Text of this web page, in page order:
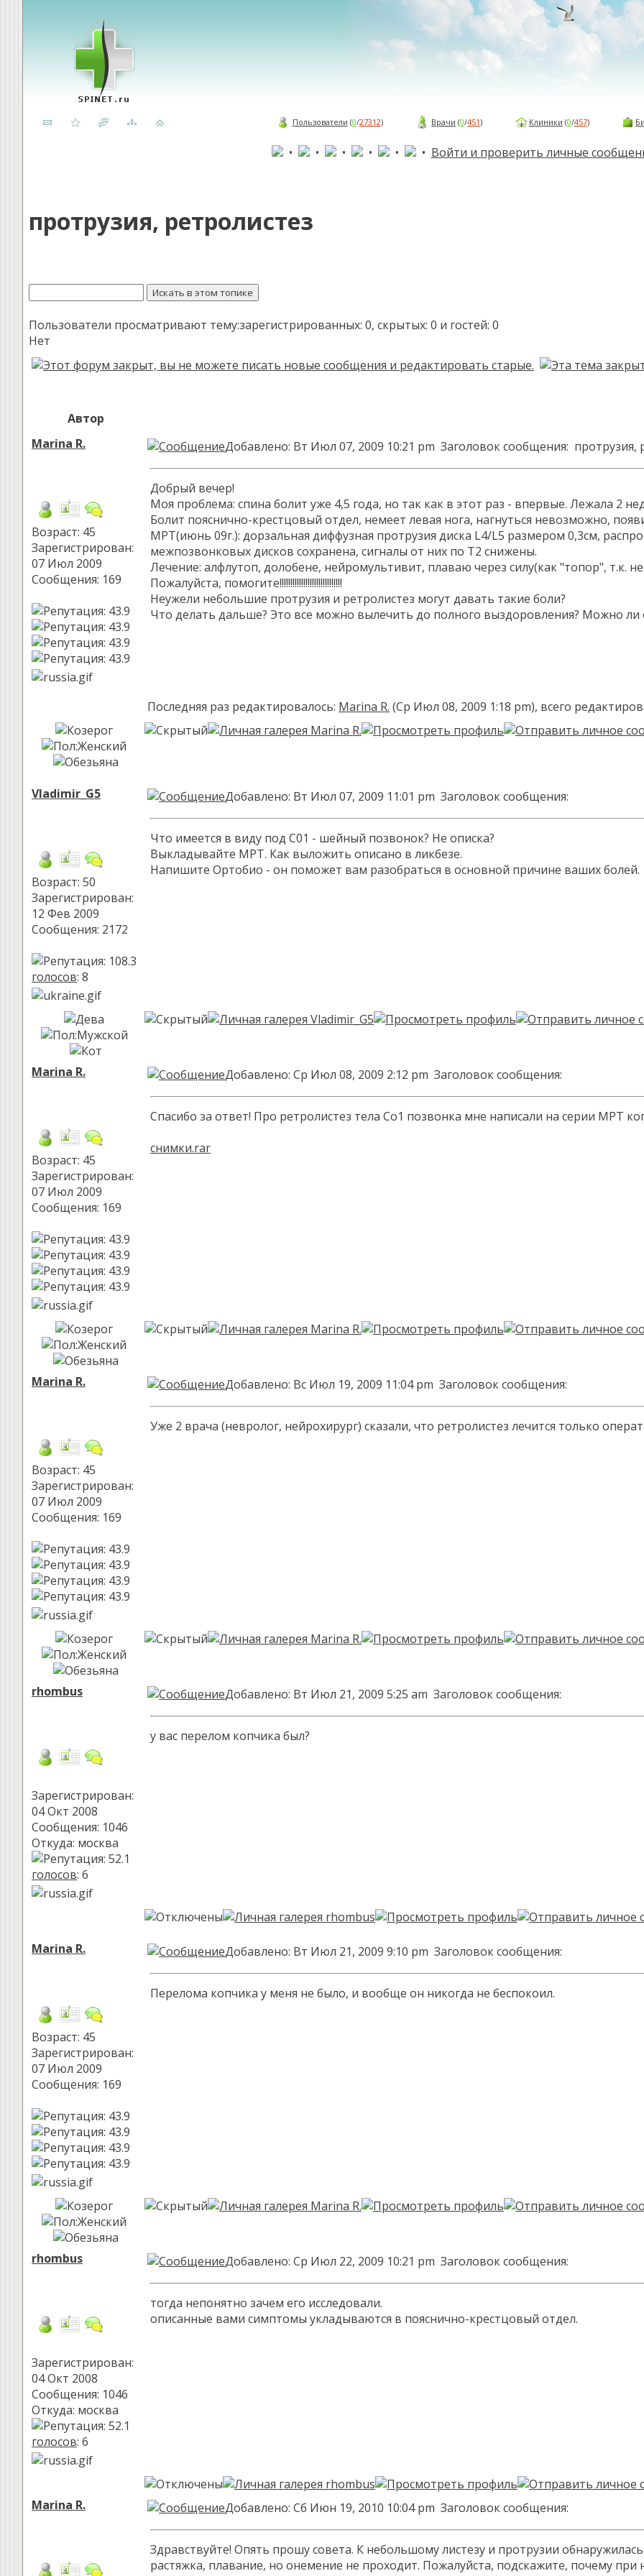
Пользователи (0/27312) Врачи (0/451) Клиники (0/457)
• • • • • • Войти и проверить личные
протрузия, ретролистез
Пользователи просматривают тему:зарегистрированных: 0, скрытых: 0 и гостей: 0
Нет
Автор
Marina R.
Возраст: 45
Зарегистрирован:
07 Июл 2009
Сообщения: 169
Добавлено: Вт Июл 07, 2009 10:21 pm Заголовок сообщения: протрузия,
Добрый вечер!
Моя проблема: спина болит уже 4,5 года, но так как в этот раз - впервые. Лежала 2
Болит пояснично-крестцовый отдел, немеет левая нога, нагнуться невозможно,
МРТ(июнь 09г.): дорзальная диффузная протрузия диска L4/L5 размером 0,3см,
межпозвонковых дисков сохранена, сигналы от них по Т2 снижены.
Лечение: алфлутоп, долобене, нейромультивит, плаваю через силу(как "топор", т.к.
Пожалуйста, помогите!!!!!!!!!!!!!!!!!!!!!!!!!!!!!
Неужели небольшие протрузия и ретролистез могут давать такие боли?
Что делать дальше? Это все можно вылечить до полного выздоровления? Можно ли
Последняя раз редактировалось: Marina R. (Ср Июл 08, 2009 1:18 pm), всего
Vladimir_G5
Возраст: 50
Зарегистрирован:
12 Фев 2009
Сообщения: 2172
голосов: 8
Добавлено: Вт Июл 07, 2009 11:01 pm Заголовок сообщения:
Что имеется в виду под С01 - шейный позвонок? Не описка?
Выкладывайте МРТ. Как выложить описано в ликбезе.
Напишите Ортобио - он поможет вам разобраться в основной причине ваших болей.
Marina R.
Возраст: 45
Зарегистрирован:
07 Июл 2009
Сообщения: 169
Добавлено: Ср Июл 08, 2009 2:12 pm Заголовок сообщения:
Спасибо за ответ! Про ретролистез тела Со1 позвонка мне написали на серии МРТ
снимки.rar
Marina R.
Возраст: 45
Зарегистрирован:
07 Июл 2009
Сообщения: 169
Добавлено: Вс Июл 19, 2009 11:04 pm Заголовок сообщения:
Уже 2 врача (невролог, нейрохирург) сказали, что ретролистез лечится только
rhombus
Зарегистрирован:
04 Окт 2008
Сообщения: 1046
Откуда: москва
голосов: 6
Добавлено: Вт Июл 21, 2009 5:25 am Заголовок сообщения:
у вас перелом копчика был?
Marina R.
Возраст: 45
Зарегистрирован:
07 Июл 2009
Сообщения: 169
Добавлено: Вт Июл 21, 2009 9:10 pm Заголовок сообщения:
Перелома копчика у меня не было, и вообще он никогда не беспокоил.
rhombus
Зарегистрирован:
04 Окт 2008
Сообщения: 1046
Откуда: москва
голосов: 6
Добавлено: Ср Июл 22, 2009 10:21 pm Заголовок сообщения:
тогда непонятно зачем его исследовали.
описанные вами симптомы укладываются в пояснично-крестцовый отдел.
Marina R. Добавлено: Сб Июн 19, 2010 10:04 pm Заголовок сообщения:
Здравствуйте! Опять прошу совета. К небольшому листезу и протрузии
растяжка, плавание, но онемение не проходит. Пожалуйста, подскажите, почему